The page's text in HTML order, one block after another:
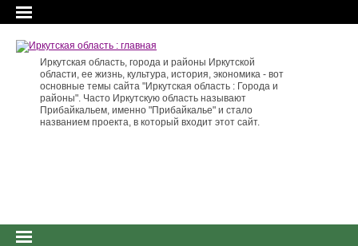
Иркутская область, города и районы Иркутской
области, ее жизнь, культура, история, экономика - вот
основные темы сайта "Иркутская область : Города и
районы". Часто Иркутскую область называют
Прибайкальем, именно "Прибайкалье" и стало
названием проекта, в который входит этот сайт.